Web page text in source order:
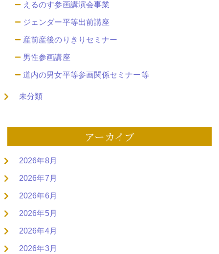
えるのす参画講演会事業
ジェンダー平等出前講座
産前産後のりきりセミナー
男性参画講座
道内の男女平等参画関係セミナー等
未分類
アーカイブ
2026年8月
2026年7月
2026年6月
2026年5月
2026年4月
2026年3月